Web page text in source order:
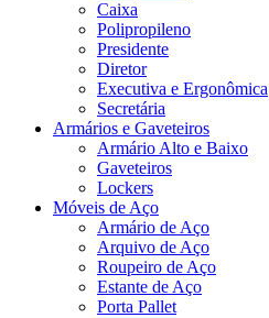
Caixa
Polipropileno
Presidente
Diretor
Executiva e Ergonômica
Secretária
Armários e Gaveteiros
Armário Alto e Baixo
Gaveteiros
Lockers
Móveis de Aço
Armário de Aço
Arquivo de Aço
Roupeiro de Aço
Estante de Aço
Porta Pallet